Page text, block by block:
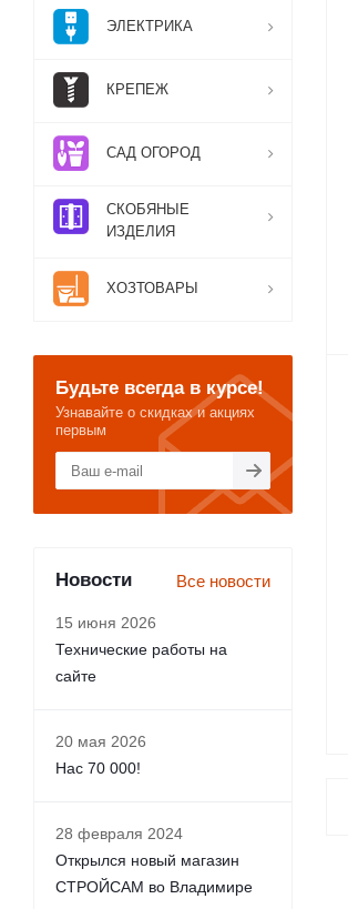
ЭЛЕКТРИКА
КРЕПЕЖ
САД ОГОРОД
СКОБЯНЫЕ
ИЗДЕЛИЯ
ХОЗТОВАРЫ
Будьте всегда в курсе!
Узнавайте о скидках и акциях
первым
Новости Все новости
15 июня 2026
Технические работы на
сайте
20 мая 2026
Нас 70 000!
28 февраля 2024
Открылся новый магазин
СТРОЙСАМ во Владимире